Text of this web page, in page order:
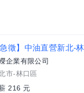
急徵】中油直營新北-
企業有限公司
市-林口區
216 元